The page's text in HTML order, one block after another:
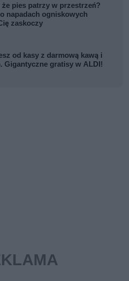
że pies patrzy w przestrzeń?
napadach ogniskowych
zaskoczy
od kasy z darmową kawą i
Gigantyczne gratisy w ALDI!